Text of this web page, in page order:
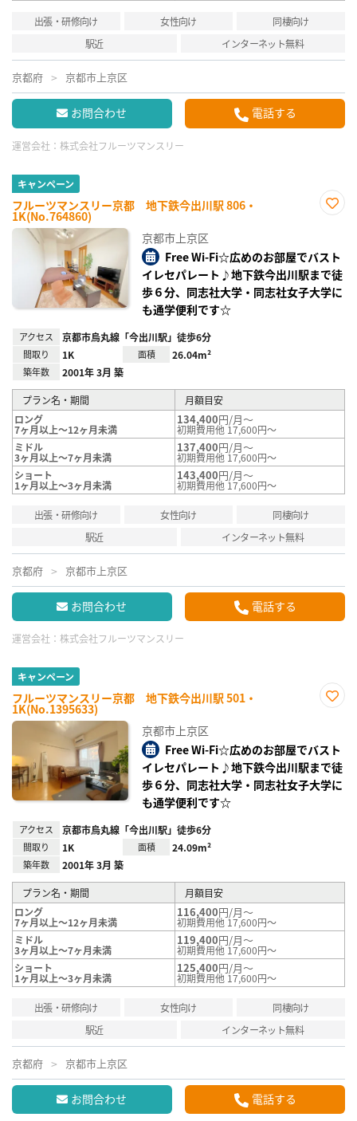
出張・研修向け 女性向け
同棲向け
駅近
インターネット無料
京都府 京都市上京区
お問合わせ 電話する
運営会社： 株式会社フルーツマンスリー
キャンペーン
フルーツマンスリー京都 地下鉄今出川駅 806・
1K(No.764860)
録
京都市上京区
Free Wi-Fi☆広めのお部屋でバスト
イレセパレート♪地下鉄今出川駅まで徒
歩６分、同志社大学・同志社女子大学に
も通学便利です☆
アクセス 京都市烏丸線「今出川駅」徒歩6分
間取り 1K 面積 26.04m²
築年数 2001年 3月 築
プラン名・期間
月額目安
ロング
7ヶ月以上～12ヶ月未満
134,400円/月～
初期費用他 17,600円～
ミドル
3ヶ月以上～7ヶ月未満
137,400円/月～
初期費用他 17,600円～
ショート
1ヶ月以上～3ヶ月未満
143,400円/月～
初期費用他 17,600円～
出張・研修向け 女性向け
同棲向け
駅近
インターネット無料
京都府 京都市上京区
お問合わせ 電話する
運営会社： 株式会社フルーツマンスリー
キャンペーン
フルーツマンスリー京都 地下鉄今出川駅 501・
1K(No.1395633)
録
京都市上京区
Free Wi-Fi☆広めのお部屋でバスト
イレセパレート♪地下鉄今出川駅まで徒
歩６分、同志社大学・同志社女子大学に
も通学便利です☆
アクセス 京都市烏丸線「今出川駅」徒歩6分
間取り 1K 面積 24.09m²
築年数 2001年 3月 築
プラン名・期間
月額目安
ロング
7ヶ月以上～12ヶ月未満
116,400円/月～
初期費用他 17,600円～
ミドル
3ヶ月以上～7ヶ月未満
119,400円/月～
初期費用他 17,600円～
ショート
1ヶ月以上～3ヶ月未満
125,400円/月～
初期費用他 17,600円～
出張・研修向け 女性向け
同棲向け
駅近
インターネット無料
京都府 京都市上京区
お問合わせ 電話する